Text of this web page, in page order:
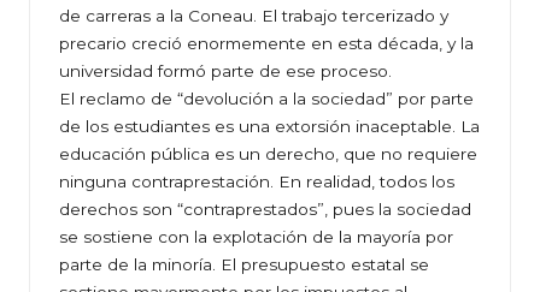
de carreras a la Coneau. El trabajo tercerizado y
precario creció enormemente en esta década, y la
universidad formó parte de ese proceso.
El reclamo de “devolución a la sociedad” por parte
de los estudiantes es una extorsión inaceptable. La
educación pública es un derecho, que no requiere
ninguna contraprestación. En realidad, todos los
derechos son “contraprestados”, pues la sociedad
se sostiene con la explotación de la mayoría por
parte de la minoría. El presupuesto estatal se